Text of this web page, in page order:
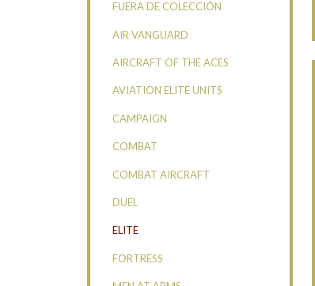
FUERA DE COLECCIÓN
AIR VANGUARD
AIRCRAFT OF THE ACES
AVIATION ELITE UNITS
CAMPAIGN
COMBAT
COMBAT AIRCRAFT
DUEL
ELITE
FORTRESS